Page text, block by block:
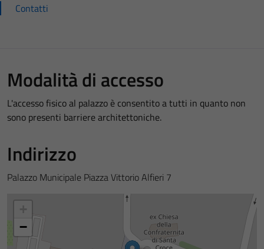
Contatti
Modalità di accesso
L'accesso fisico al palazzo è consentito a tutti in quanto non
sono presenti barriere architettoniche.
Indirizzo
Palazzo Municipale Piazza Vittorio Alfieri 7
−